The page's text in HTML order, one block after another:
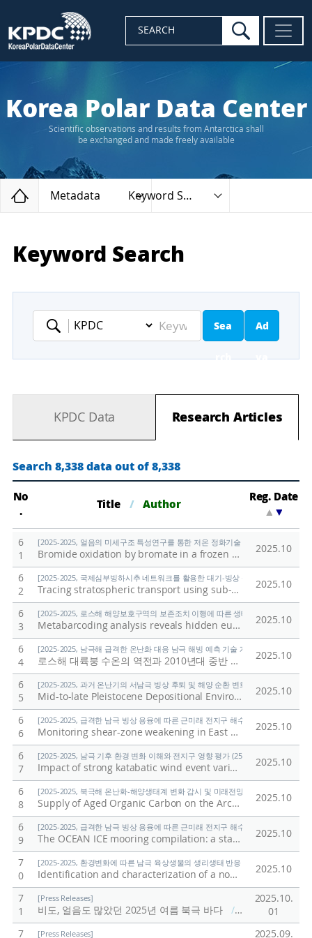
SEARCH search
Korea Polar Data Center
Scientific observations and results from Antarctica shall
be exchanged and made freely available
Home
Metadata Keyword Search
Keyword Search
Keyword
Sea
rch
Ad
va
ed
ar
ch
KPDC Data Research Articles
Search 8,338 data out of 8,338
No
.
Title / Author
Reg. Date
▲
6
1
[2025-2025, 얼음의 미세구조 특성연구를 통한 저온 정화기술 및 환경/에너지 신
Bromide oxidation by bromate in a frozen solution and reactive bromine species production 2025.10
6
2
[2025-2025, 국제심부빙하시추 네트워크를 활용한 대기-빙상 상호작용의 자연적·
Tracing stratospheric transport using sub-annual plutonium-239 fallout in polar ice cores 2025.10
6
3
[2025-2025, 로스해 해양보호구역의 보존조치 이행에 따른 생태계 변화 연구 (25-
Metabarcoding analysis reveals hidden eukaryotic plankton biodiversity in the Ross Sea, Antarctica 2025.10
6
4
[2025-2025, 남극해 급격한 온난화 대응 남극 해빙 예측 기술 개발 (25-25) / 진경]
로스해 대륙붕 수온의 역전과 2010년대 중반 이후 남극 해빙의 지속적인 감소와의 연관성 2025.10
6
5
[2025-2025, 과거 온난기의 서남극 빙상 후퇴 및 해양 순환 변화 연구 (25-25) / 유
Mid-to-late Pleistocene Depositional Environments at the Ross Sea Continental margin: Implications for Antarctic Ice Sheet Dynamics 2025.10
6
6
[2025-2025, 급격한 남극 빙상 용융에 따른 근미래 전지구 해수면 상승 예측기술
Monitoring shear-zone weakening in East Antarctic outlet glaciers through differential InSAR measurements 2025.10
6
7
[2025-2025, 남극 기후 환경 변화 이해와 전지구 영향 평가 (25-25) / 정의석]
Impact of strong katabatic wind event variability on sea ice dynamics in Terra Nova Bay Polynya, Antarctica 2025.10
6
8
[2025-2025, 북극해 온난화-해양생태계 변화 감시 및 미래전망 연구 (25-25) / 양은
Supply of Aged Organic Carbon on the Arctic Chukchi Sea Slope 2025.10
6
9
[2025-2025, 급격한 남극 빙상 용융에 따른 근미래 전지구 해수면 상승 예측기술
The OCEAN ICE mooring compilation: a standardised, pan-Antarctic database of ocean hydrography and current time series 2025.10
7
0
[2025-2025, 환경변화에 따른 남극 육상생물의 생리생태 반응 규명 (25-25) / 이형
Identification and characterization of a novel, low-temperature-active GH8 endo-β-1,4-glucanase exhibiting broad pH stability from Antarctic Glacieibacterium sp. PAMC 29367 2025.10
7
1
[Press Releases]
비도, 얼음도 많았던 2025년 여름 북극 바다 / 극지연구소
2025.10.
01
7
[Press Releases] 2025.09.